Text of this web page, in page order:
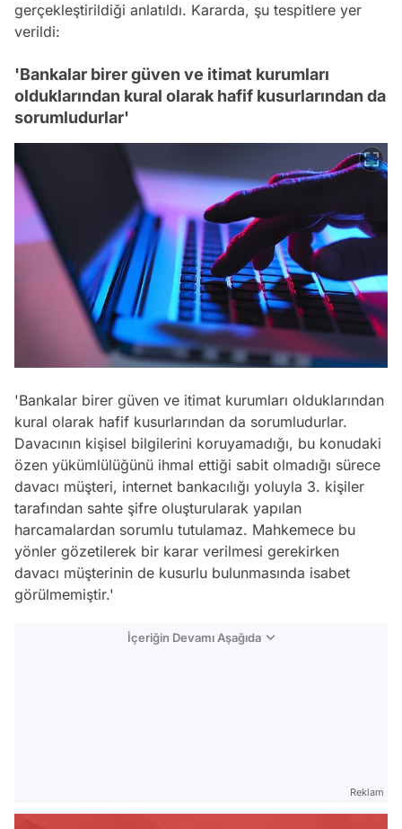
gerçekleştirildiği anlatıldı. Kararda, şu tespitlere yer
verildi:
'Bankalar birer güven ve itimat kurumları
olduklarından kural olarak hafif kusurlarından da
sorumludurlar'
'Bankalar birer güven ve itimat kurumları olduklarından
kural olarak hafif kusurlarından da sorumludurlar.
Davacının kişisel bilgilerini koruyamadığı, bu konudaki
özen yükümlülüğünü ihmal ettiği sabit olmadığı sürece
davacı müşteri, internet bankacılığı yoluyla 3. kişiler
tarafından sahte şifre oluşturularak yapılan
harcamalardan sorumlu tutulamaz. Mahkemece bu
yönler gözetilerek bir karar verilmesi gerekirken
davacı müşterinin de kusurlu bulunmasında isabet
görülmemiştir.'
İçeriğin Devamı Aşağıda
Reklam